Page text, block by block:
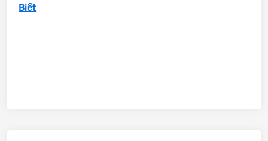
Biết